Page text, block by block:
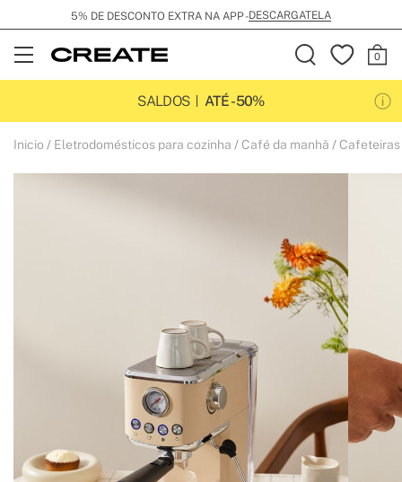
EXTRA NA APP -DESCARGATELA
Open
Menu
SALDOS
ATÉ -50%
Inicio Eletrodomésticos para cozinha Café da manhã Cafeteiras